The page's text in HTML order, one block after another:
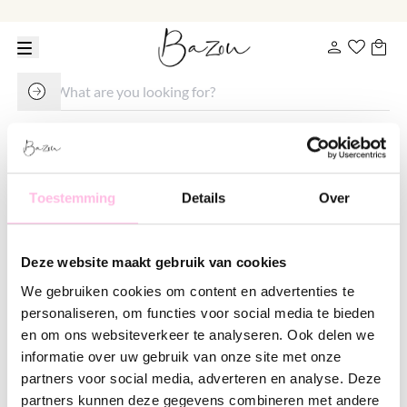
Toestemming Details Over
Deze website maakt gebruik van cookies
We gebruiken cookies om content en advertenties te
personaliseren, om functies voor social media te bieden
en om ons websiteverkeer te analyseren. Ook delen we
informatie over uw gebruik van onze site met onze
partners voor social media, adverteren en analyse. Deze
partners kunnen deze gegevens combineren met andere
Earstud triangle - gold
Variants:
Gold
•⁠ ⁠Free shipping from €35,-
•⁠ ⁠100% waterproof
•⁠ ⁠Premium stainless steel